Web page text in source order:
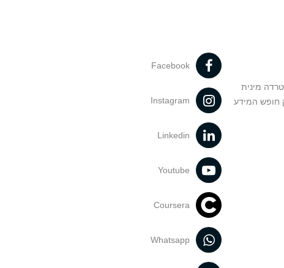
מינית
חופש המידע
Facebook
Instagram
Linkedin
Youtube
Coursera
Whatsapp